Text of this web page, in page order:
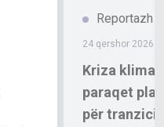
Reportazh
24 qershor 2026
Kriza
paraqet
për